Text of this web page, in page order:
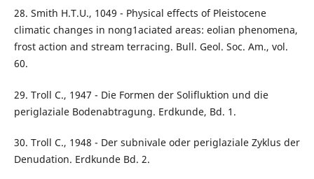
28. Smith H.T.U., 1049 - Physical effects of Pleistocene
climatic changes in nong1aciated areas: eolian phenomena,
frost action and stream terracing. Bull. Geol. Soc. Am., vol.
60.
29. Troll C., 1947 - Die Formen der Solifluktion und die
periglaziale Bodenabtragung. Erdkunde, Bd. 1.
30. Troll C., 1948 - Der subnivale oder periglaziale Zyklus der
Denudation. Erdkunde Bd. 2.